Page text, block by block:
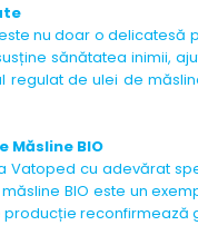
nu doar o
sănătatea inimii,
de ulei de
BIO
Vatoped cu adevărat
BIO este un
reconfirmează